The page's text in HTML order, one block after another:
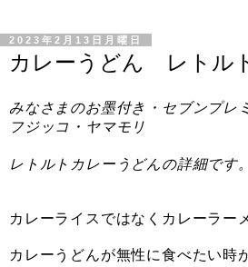
2023年2月13日月曜日
カレーうどん レトル
みなさまのお墨付き・セブンプレ
フジッコ・ ヤマモリ
レトルトカレーうどんの詳細です。
カレーライスではなくカレーラー
カレーうどんが無性に食べたい時